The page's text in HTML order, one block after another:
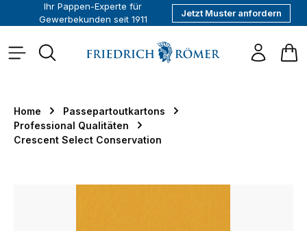
springen
Ihr Pappen-Experte für
Gewerbekunden seit 1911
Jetzt Muster anfordern
Home
Passepartoutkartons
Professional Qualitäten
Crescent Select Conservation